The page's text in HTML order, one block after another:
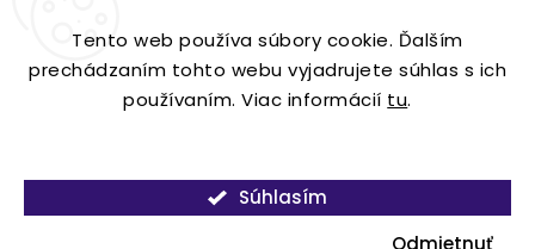
Tento web používa súbory cookie. Ďalším
prechádzaním tohto webu vyjadrujete súhlas s ich
používaním. Viac informácií tu.
Odmietnuť
Súhlasím
Prihlásiť sa
Copyright 2026Lavdecor.sk. Všetky práva vyhradené.
VytvořilShoptet| DesignShoptak.cz.